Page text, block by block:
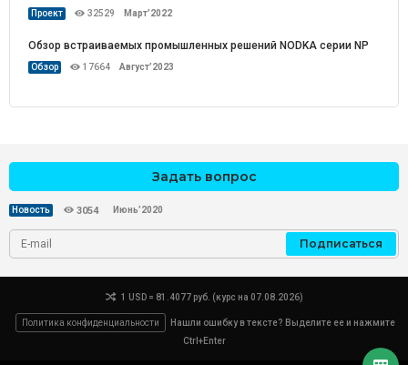
Проект 32529 Март’2022
Обзор встраиваемых промышленных решений NODKA серии NP
Обзор 17664 Август’2023
Задать вопрос
Новость 3054 Июнь’2020
Подписаться
1 USD = 81.4077 руб. (курс на 07.08.2026)
Политика конфиденциальности
Нашли ошибку в тексте? Выделите ее и нажмите
Ctrl+Enter